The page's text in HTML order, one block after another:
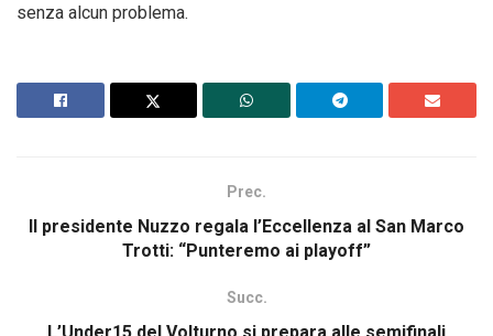
senza alcun problema.
Prec.
Il presidente Nuzzo regala l’Eccellenza al San Marco
Trotti: “Punteremo ai playoff”
Succ.